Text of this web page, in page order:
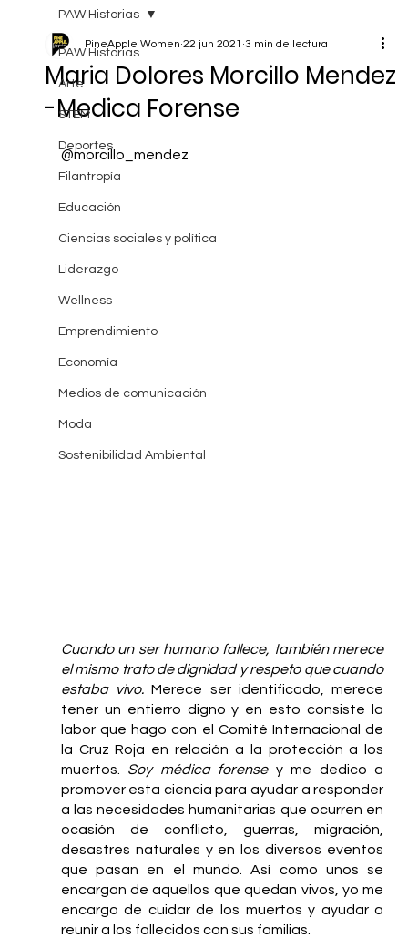
PAW Historias
Arte
STEM
Deportes
Filantropía
Educación
Ciencias sociales y política
Liderazgo
Wellness
Emprendimiento
Economía
Medios de comunicación
Moda
Sostenibilidad Ambiental
PAW Historias
Maria Dolores Morcillo Mendez
-Medica Forense
PineApple Women 22 jun 2021 3 min de lectura
@morcillo_mendez
Cuando un ser humano fallece, también merece
el mismo trato de dignidad y respeto que cuando
estaba vivo. Merece ser identificado, merece
tener un entierro digno y en esto consiste la
labor que hago con el Comité Internacional de
la Cruz Roja en relación a la protección a los
muertos.
Soy médica forense y me dedico a
promover esta ciencia para ayudar a responder
a las necesidades humanitarias que ocurren en
ocasión de conflicto, guerras, migración,
desastres naturales y en los diversos eventos
que pasan en el mundo. Así como unos se
encargan de aquellos que quedan vivos, yo me
encargo de cuidar de los muertos y ayudar a
reunir a los fallecidos con sus familias.